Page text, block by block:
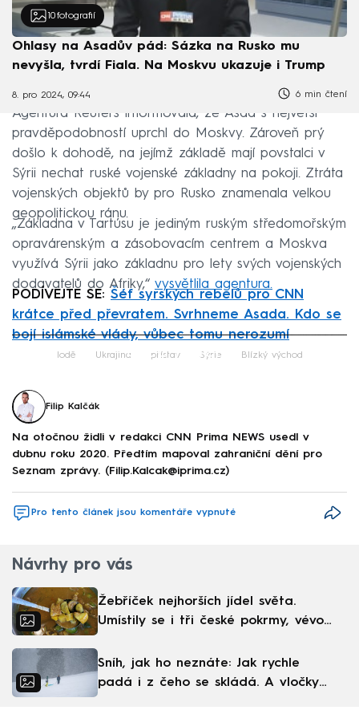
10 fotografií
Ohlasy na Asadův pád: Sázka na Rusko mu
nevyšla, tvrdí Fiala. Na Moskvu ukazuje i Trump
8. pro 2024, 09:44 6 min čtení
Agentura Reuters informovala, že Asad s největší
pravděpodobností uprchl do Moskvy. Zároveň prý
došlo k dohodě, na jejímž základě mají povstalci v
Sýrii nechat ruské vojenské základny na pokoji. Ztráta
vojenských objektů by pro Rusko znamenala velkou
geopolitickou ránu.
„Základna v Tartúsu je jediným ruským středomořským
opravárenským a zásobovacím centrem a Moskva
využívá Sýrii jako základnu pro lety svých vojenských
dodavatelů do Afriky,“ vysvětlila agentura.
PODÍVEJTE SE: Šéf syrských rebelů pro CNN
krátce před převratem. Svrhneme Asada. Kdo se
bojí islámské vlády, vůbec tomu nerozumí
Failed to fetch
lodě Ukrajina přístav Sýrie Blízký východ
Filip Kalčák
Na otočnou židli v redakci CNN Prima NEWS usedl v
dubnu roku 2020. Předtím mapoval zahraniční dění pro
Seznam zprávy. (Filip.Kalcak@iprima.cz)
Pro tento článek jsou komentáře vypnuté
Návrhy pro vás
Žebříček nejhorších jídel světa.
Umístily se i tři české pokrmy, vévodí
Sníh, jak ho neznáte: Jak rychle
padá i z čeho se skládá. A vločky